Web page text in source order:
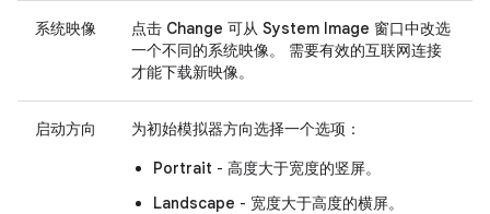
系统映像 点击 Change 可从 System Image 窗口中改选
一个不同的系统映像。 需要有效的互联网连接
才能下载新映像。
启动方向
为初始模拟器方向选择一个选项：
Portrait - 高度大于宽度的竖屏。
Landscape - 宽度大于高度的横屏。